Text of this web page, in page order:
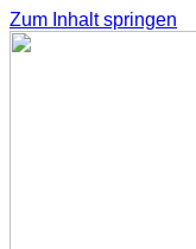
Zum Inhalt springen